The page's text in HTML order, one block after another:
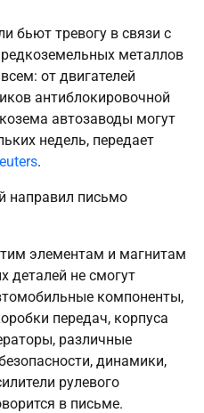
бьют тревогу в связи с
металлов
от двигателей
антиблокировочной
автозаводы могут
недель, передает
.
направил письмо
элементам и магнитам
деталей не смогут
компоненты,
передач, корпуса
различные
динамики,
рулевого
в письме.